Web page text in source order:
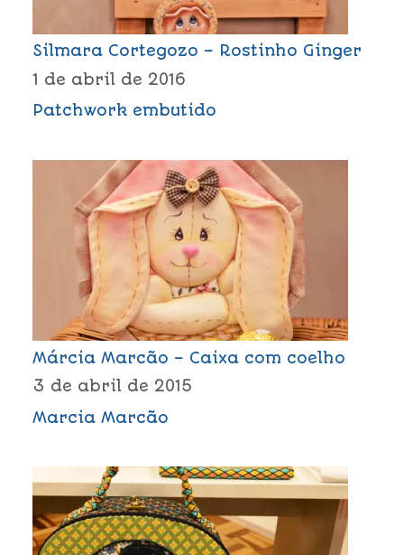
Silmara Cortegozo – Rostinho Ginger
1 de abril de 2016
Patchwork embutido
Márcia Marcão – Caixa com coelho
3 de abril de 2015
Marcia Marcão